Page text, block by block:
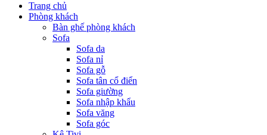
Trang chủ
Phòng khách
Bàn ghế phòng khách
Sofa
Sofa da
Sofa nỉ
Sofa gỗ
Sofa tân cổ điển
Sofa giường
Sofa nhập khẩu
Sofa văng
Sofa góc